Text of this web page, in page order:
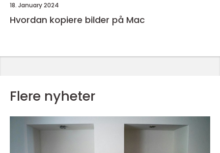
18. January 2024
Hvordan kopiere bilder på Mac
Flere nyheter